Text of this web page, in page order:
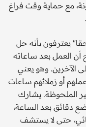
مع حماية وقت فراغ
يعترفون بأنه حل
أن العمل بعد ساعاته
الآخرين. وهو يعني
أو زملائهم ساعات
الملحوظة. يشارك
دقائق بعد الساعة،
حتى لا يستشف